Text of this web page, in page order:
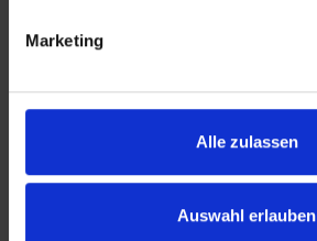
Marketing
Alle zulassen
Auswahl erlauben
KONTAKT
WeserBergland Immobilien
Portastraße 36